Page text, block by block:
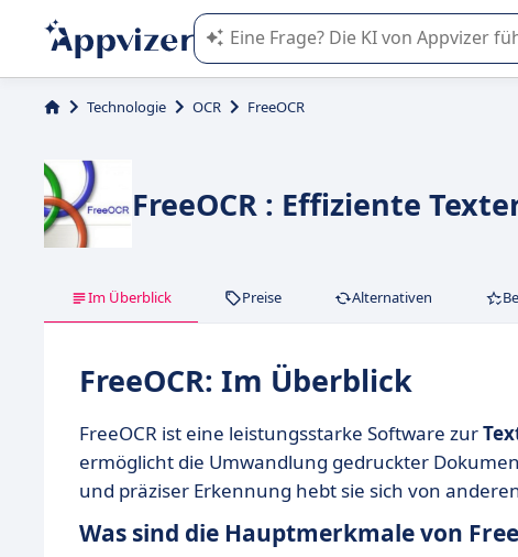
Die KI von Appvizer führt Sie bei der
Technologie OCR FreeOCR
FreeOCR : Effiziente
Im Überblick Preise Alternativen
FreeOCR: Im Überblick
FreeOCR ist eine leistungsstarke Software zur
ermöglicht die Umwandlung gedruckter
und präziser Erkennung hebt sie sich von
Was sind die Hauptmerkmale von